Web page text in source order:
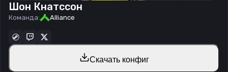
Шон Кнатссон
Команда: Alliance
Скачать конфиг